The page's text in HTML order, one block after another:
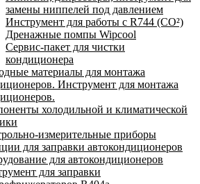
замены ниппелей под давлением
Инструмент для работы с R744 (CO²)
Дренажные помпы Wipcool
Сервис-пакет для чистки
кондиционера
материалы для монтажа
Инструмент для монтажа
холодильной и климатической
измерительные приборы
для заправки автокондиционеров
для автокондиционеров
для заправки